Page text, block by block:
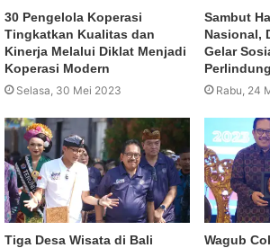
30 Pengelola Koperasi
Tingkatkan Kualitas dan
Kinerja Melalui Diklat Menjadi
Koperasi Modern
Selasa, 30 Mei 2023
Sambut
Nasional,
Gelar
Rabu, 24
Tiga Desa Wisata di Bali
Wagub